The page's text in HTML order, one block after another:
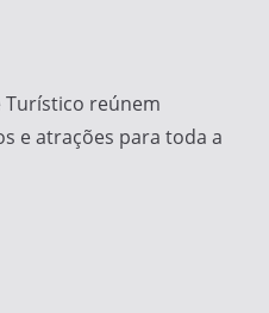
Turístico reúnem
e atrações para toda a